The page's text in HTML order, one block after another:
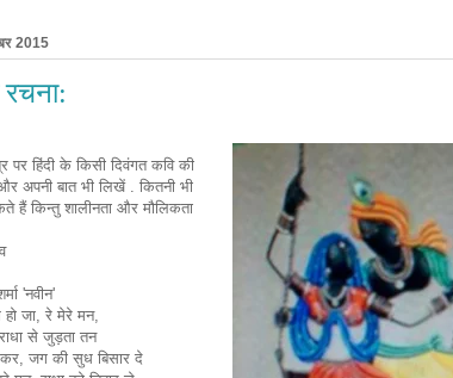
2015
पर हिंदी के किसी दिवंगत कवि की
अपनी बात भी लिखें . कितनी भी
हैं किन्तु शालीनता और मौलिकता
'नवीन'
हो जा, रे मेरे मन,
से जुड़ता तन
कर, जग की सुध बिसार दे